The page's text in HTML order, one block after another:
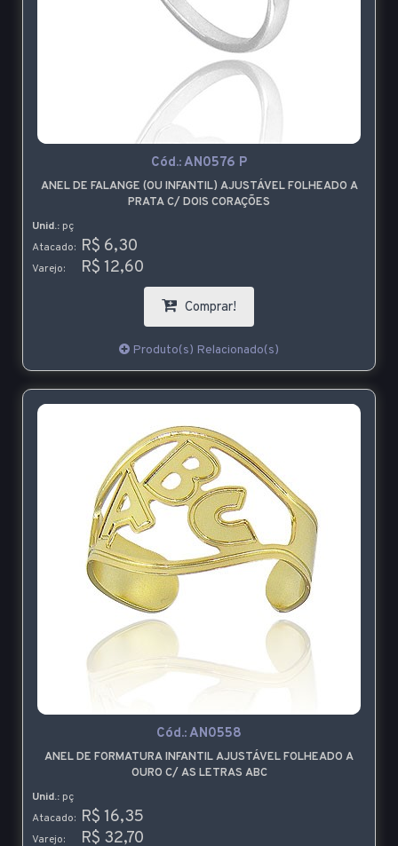
Cód.:AN0576 P
ANEL DE FALANGE (OU INFANTIL) AJUSTÁVEL FOLHEADO A
PRATA C/ DOIS CORAÇÕES
Unid.: pç
Atacado: R$ 6,30
Varejo: R$ 12,60
Comprar!
Produto(s) Relacionado(s)
Cód.:AN0558
ANEL DE FORMATURA INFANTIL AJUSTÁVEL FOLHEADO A
OURO C/ AS LETRAS ABC
Unid.: pç
Atacado: R$ 16,35
Varejo: R$ 32,70